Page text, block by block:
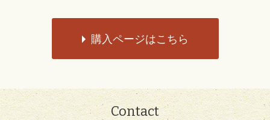
購入ページはこちら
Contact